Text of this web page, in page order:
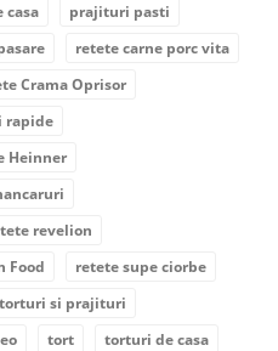
casa
prajituri pasti
retete carne porc vita
Crama Oprisor
rapide
Heinner
revelion
Food
retete supe ciorbe
si prajituri
tort
torturi de casa